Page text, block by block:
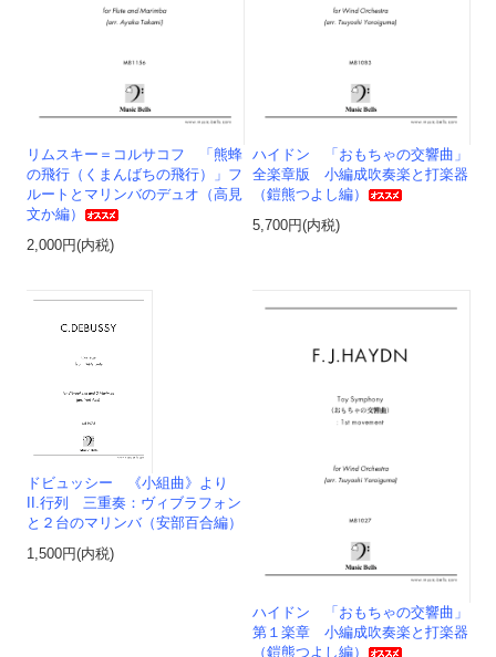
リムスキー＝コルサコフ 「熊蜂
の飛行（くまんばちの飛行）」フ
ルートとマリンバのデュオ（高見
文か編）
2,000円(内税)
ハイドン 「おもちゃの交響曲」
全楽章版 小編成吹奏楽と打楽器
（鎧熊つよし編）
5,700円(内税)
ドビュッシー 《小組曲》より
II.行列 三重奏：ヴィブラフォン
と２台のマリンバ（安部百合編）
1,500円(内税)
ハイドン 「おもちゃの交響曲」
第１楽章 小編成吹奏楽と打楽器
（鎧熊つよし編）